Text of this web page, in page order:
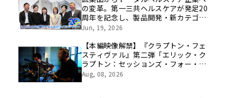
の変革。第一三共ヘルスケアが発足20
周年を記念し、製品開発・新カテゴリ
挑戦の舞台や旧社統合時のエピソード
像を公開！
Jun, 19, 2026
【本編映像解禁】『クラプトン・フェ
スティヴァル』第二弾「エリック・ク
ラプトン：セッションズ・フォー・ロ
バート・ジョンソン2004」8/21（金）
Aug, 08, 2026